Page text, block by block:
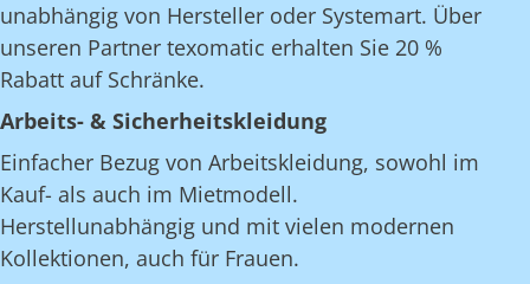
unabhängig von Hersteller oder Systemart. Über
unseren Partner texomatic erhalten Sie 20 %
Rabatt auf Schränke.
Arbeits- & Sicherheitskleidung
Einfacher Bezug von Arbeitskleidung, sowohl im
Kauf- als auch im Mietmodell.
Herstellunabhängig und mit vielen modernen
Kollektionen, auch für Frauen.